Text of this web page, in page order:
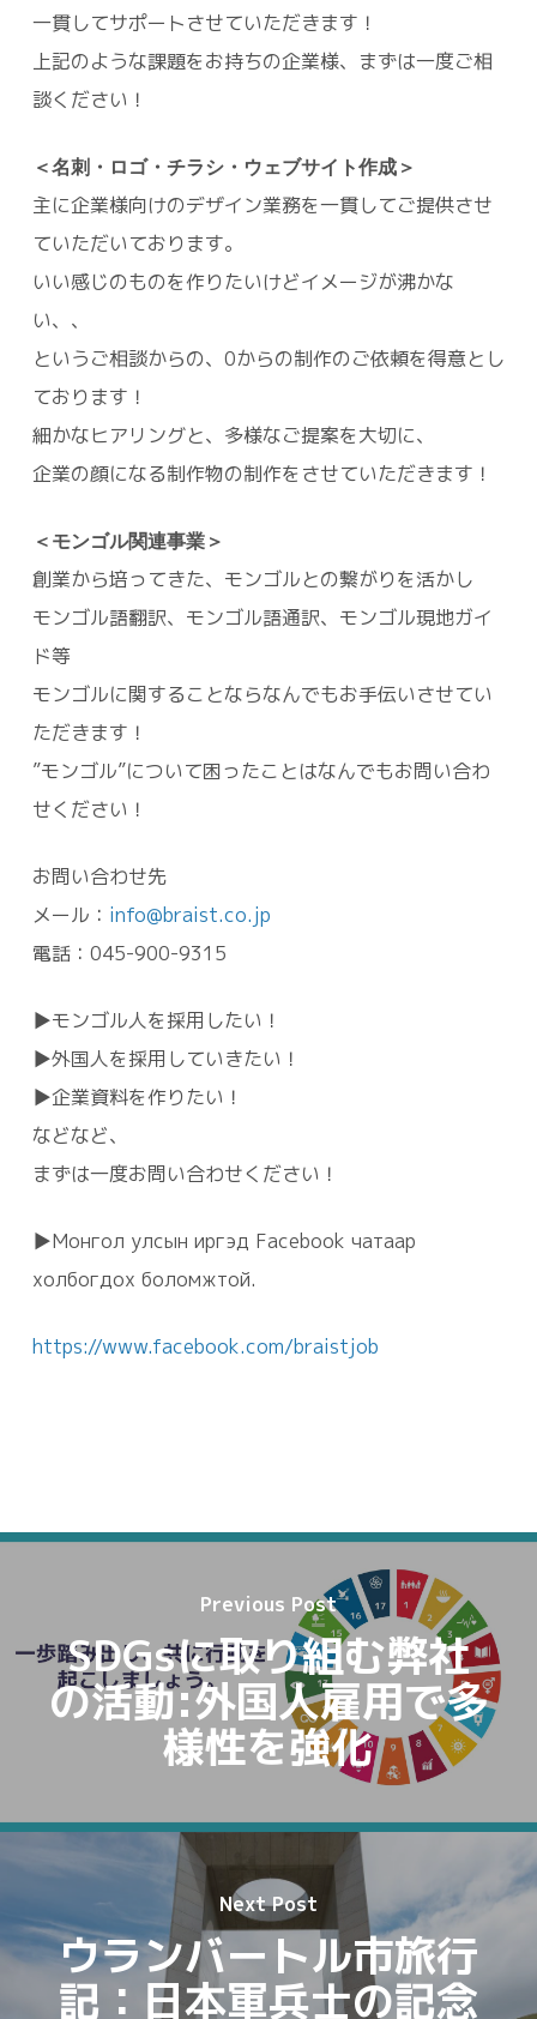
一貫してサポートさせていただきます！
上記のような課題をお持ちの企業様、まずは一度ご相
談ください！
＜名刺・ロゴ・チラシ・ウェブサイト作成＞
主に企業様向けのデザイン業務を一貫してご提供させ
ていただいております。
いい感じのものを作りたいけどイメージが沸かな
い、、
というご相談からの、0からの制作のご依頼を得意とし
ております！
細かなヒアリングと、多様なご提案を大切に、
企業の顔になる制作物の制作をさせていただきます！
＜モンゴル関連事業＞
創業から培ってきた、モンゴルとの繋がりを活かし
モンゴル語翻訳、モンゴル語通訳、モンゴル現地ガイ
ド等
モンゴルに関することならなんでもお手伝いさせてい
ただきます！
”モンゴル”について困ったことはなんでもお問い合わ
せください！
お問い合わせ先
メール： info@braist.co.jp
電話：045-900-9315
▶モンゴル人を採用したい！
▶外国人を採用していきたい！
▶企業資料を作りたい！
などなど、
まずは一度お問い合わせください！
▶Монгол улсын иргэд Facebook чатаар
холбогдох боломжтой.
https://www.facebook.com/braistjob
Previous Post
SDGsに取り組む弊社
の活動:外国人雇用で多
様性を強化
Next Post
ウランバートル市旅行
記：日本軍兵士の記念